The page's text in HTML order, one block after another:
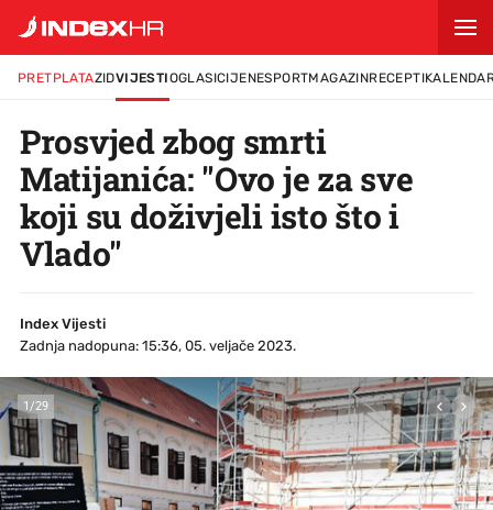
PRETPLATAZIDVIJESTIOGLASICIJENESPORTMAGAZINRECEPTI
Prosvjed zbog smrti
Matijanića: "Ovo je za sve
koji su doživjeli isto što i
Vlado"
Index Vijesti
Zadnja nadopuna: 15:36, 05. veljače 2023.
1/29